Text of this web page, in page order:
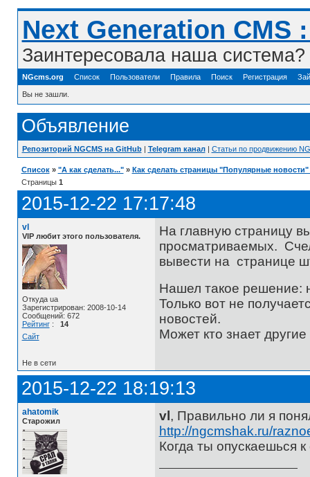
Next Generation
Заинтересовала наша
NGcms.org Список Пользователи Правила Поиск Регистрация
Вы не зашли.
Объявление
Репозиторий NGCMS на GitHub| Telegram канал| Статьи по продвижению
Список » "А как сделать..." » Как сделать страницы "Популярные
Страницы 1
2015-12-22 17:17:48
vl
VIP любит этого пользователя.
Откуда ua
Зарегистрирован: 2008-10-14
Сообщений: 672
Рейтинг: 14
Сайт
На главную страницу
просматриваемых.
вывести на странице
Нашел такое решение:
Только вот не
новостей.
Может кто знает
Не в сети
2015-12-22 18:19:13
ahatomik
Старожил vl , Правильно ли я
http://ngcmshak.ru/
Когда ты опускаешься